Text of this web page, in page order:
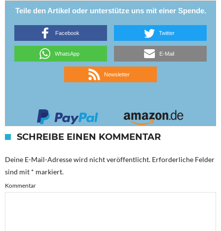
Teile den Artikel oder unterstütze uns mit einer Spende.
Facebook Twitter
WhatsApp E-Mail
Newsletter
SCHREIBE EINEN KOMMENTAR
Deine E-Mail-Adresse wird nicht veröffentlicht. Erforderliche Felder
sind mit * markiert.
Kommentar